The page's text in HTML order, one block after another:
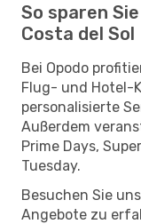
So sparen
Costa del Sol
Bei Opodo
Flug- und Hotel-
personalisierte
Außerdem
Prime Days,
Tuesday.
Besuchen Sie
Angebote zu